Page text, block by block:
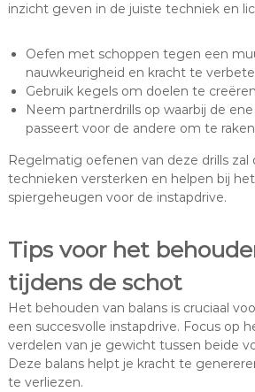
inzicht geven in de juiste techniek en
Oefen met schoppen tegen een
nauwkeurigheid en kracht te
Gebruik kegels om doelen te
Neem partnerdrills op waarbij de
passeert voor de andere om te
Regelmatig oefenen van deze drills zal
technieken versterken en helpen bij
spiergeheugen voor de instapdrive.
Tips voor het
tijdens de schot
Het behouden van balans is cruciaal
een succesvolle instapdrive. Focus op
verdelen van je gewicht tussen beide
Deze balans helpt je kracht te
te verliezen.